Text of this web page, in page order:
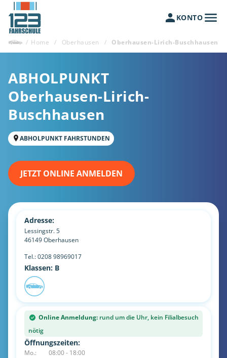
KONTO
/ Home / Oberhausen / Oberhausen-Lirich-Buschhausen
ABHOLPUNKT
Oberhausen-Lirich-
Buschhausen
ABHOLPUNKT FAHRSTUNDEN
JETZT ONLINE ANMELDEN
Adresse:
Lessingstr. 5
46149Oberhausen
Tel.:0208 98969017
Klassen: B
Online Anmeldung: rund um die Uhr, kein Filialbesuch
nötig
Öffnungszeiten:
Mo.:
08:00 - 18:00